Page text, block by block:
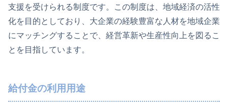
支援を受けられる制度です。この制度は、地域経済の活性
化を目的としており、大企業の経験豊富な人材を地域企業
にマッチングすることで、経営革新や生産性向上を図るこ
とを目指しています。
給付金の利用用途